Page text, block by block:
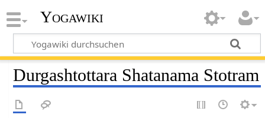
Yogawiki
Durgashtottara Shatanama Stotram